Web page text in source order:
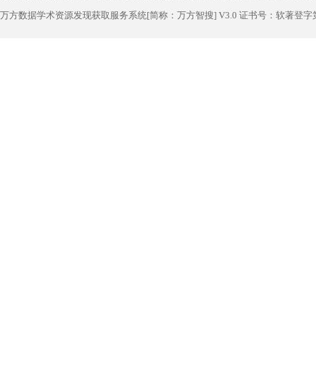
万方数据学术资源发现获取服务系统[简称：万方智搜] V3.0 证书号：软著登字